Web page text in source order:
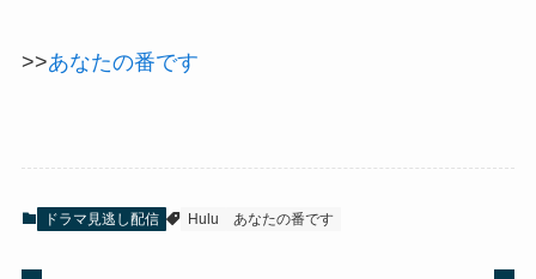
>>あなたの番です
ドラマ見逃し配信 Hulu あなたの番です